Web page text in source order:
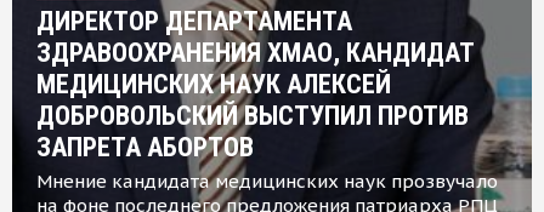
ДИРЕКТОР ДЕПАРТАМЕНТА
ЗДРАВООХРАНЕНИЯ ХМАО, КАНДИДАТ
МЕДИЦИНСКИХ НАУК АЛЕКСЕЙ
ДОБРОВОЛЬСКИЙ ВЫСТУПИЛ ПРОТИВ
ЗАПРЕТА АБОРТОВ
Мнение кандидата медицинских наук прозвучало
на фоне последнего предложения патриарха РПЦ